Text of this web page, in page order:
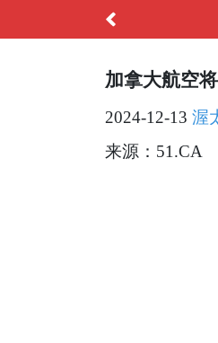
加拿大航空
2024-12-13 渥
来源：51.CA